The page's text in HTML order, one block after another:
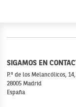
SIGAMOS EN
P.º de los Melancólicos,
28005 Madrid
España